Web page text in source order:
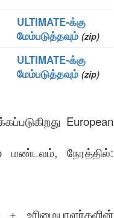
ULTIMATE-க்கு
மேம்படுத்தவும் (zip)
ULTIMATE-க்கு
மேம்படுத்தவும் (zip)
European
நேரத்தில்:
+ உரிமையாளர்களின்